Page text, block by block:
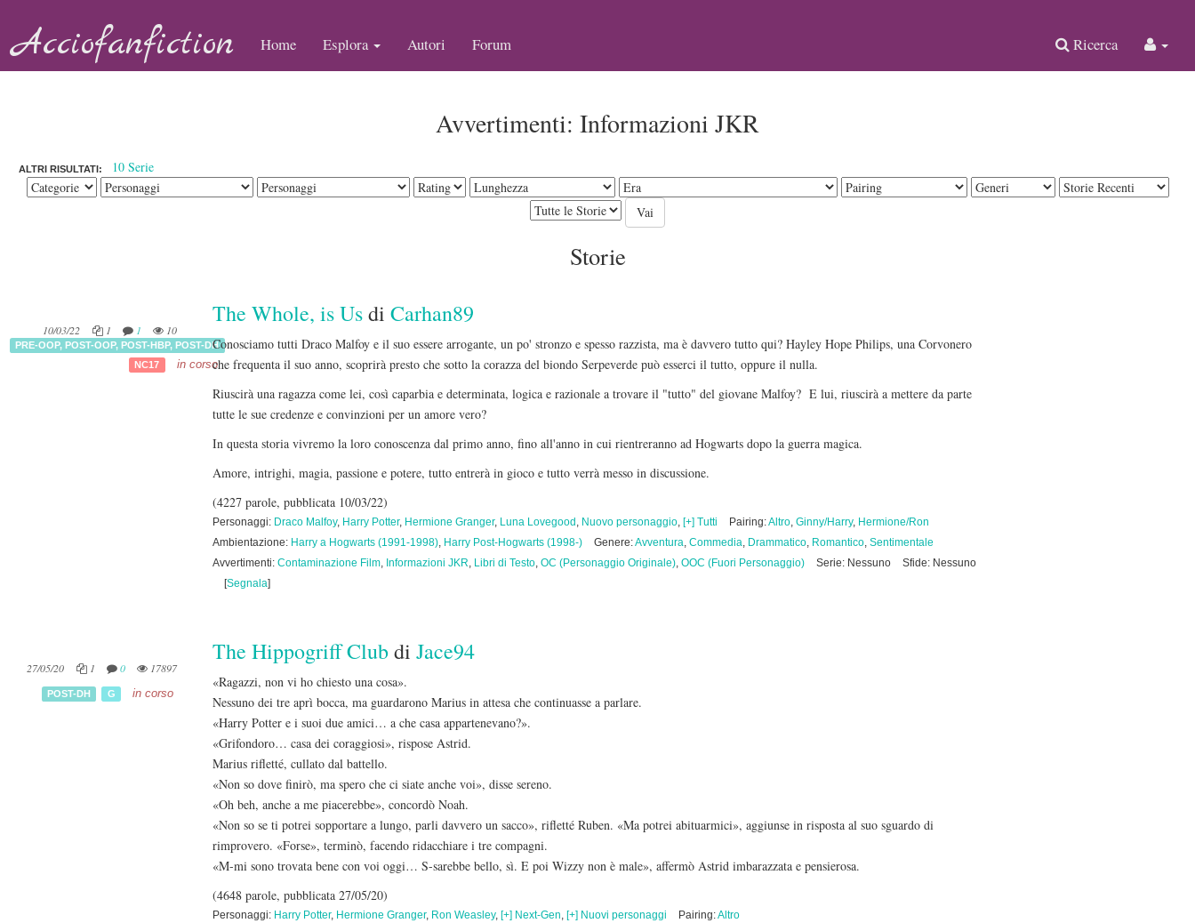
Acciofanfiction Home Esplora Autori Forum Ricerca
Avvertimenti: Informazioni JKR
ALTRI RISULTATI: 10 Serie
Storie
10/03/22 1 1 10
PRE-OOP,POST-OOP,POST-HBP,POST-DH
NC17
in corso
The Whole, is Usdi Carhan89
Conosciamo tutti Draco Malfoy e il suo essere arrogante, un po' stronzo e spesso razzista, ma è davvero tutto qui? Hayley Hope Philips, una Corvonero
che frequenta il suo anno, scoprirà presto che sotto la corazza del biondo Serpeverde può esserci il tutto, oppure il nulla.
Riuscirà una ragazza come lei, così caparbia e determinata, logica e razionale a trovare il "tutto" del giovane Malfoy? E lui, riuscirà a mettere da parte
tutte le sue credenze e convinzioni per un amore vero?
In questa storia vivremo la loro conoscenza dal primo anno, fino all'anno in cui rientreranno ad Hogwarts dopo la guerra magica.
Amore, intrighi, magia, passione e potere, tutto entrerà in gioco e tutto verrà messo in discussione.
(4227 parole, pubblicata 10/03/22)
Personaggi: Draco Malfoy, Harry Potter, Hermione Granger, Luna Lovegood , Nuovo personaggio, [+] Tutti Pairing:Altro, Ginny/Harry, Hermione/Ron
Ambientazione: Harry a Hogwarts (1991-1998), Harry Post-Hogwarts (1998-) Genere:Avventura, Commedia, Drammatico, Romantico, Sentimentale
Avvertimenti: Contaminazione Film, Informazioni JKR, Libri di Testo, OC (Personaggio Originale), OOC (Fuori Personaggio) Serie: Nessuno
Sfide: Nessuno
[Segnala]
27/05/20 1 0 17897
POST-DH G in corso
The Hippogriff Clubdi Jace94
«Ragazzi, non vi ho chiesto una cosa».
Nessuno dei tre aprì bocca, ma guardarono Marius in attesa che continuasse a parlare.
«Harry Potter e i suoi due amici… a che casa appartenevano?».
«Grifondoro… casa dei coraggiosi», rispose Astrid.
Marius rifletté, cullato dal battello.
«Non so dove finirò, ma spero che ci siate anche voi», disse sereno.
«Oh beh, anche a me piacerebbe», concordò Noah.
«Non so se ti potrei sopportare a lungo, parli davvero un sacco», rifletté Ruben. «Ma potrei abituarmici», aggiunse in risposta al suo sguardo di
rimprovero. «Forse», terminò, facendo ridacchiare i tre compagni.
«M-mi sono trovata bene con voi oggi… S-sarebbe bello, sì. E poi Wizzy non è male», affermò Astrid imbarazzata e pensierosa.
(4648 parole, pubblicata 27/05/20)
Personaggi: Harry Potter, Hermione Granger, Ron Weasley, [+] Next-Gen, [+] Nuovi personaggi Pairing:Altro